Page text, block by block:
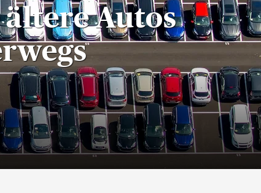
Autos